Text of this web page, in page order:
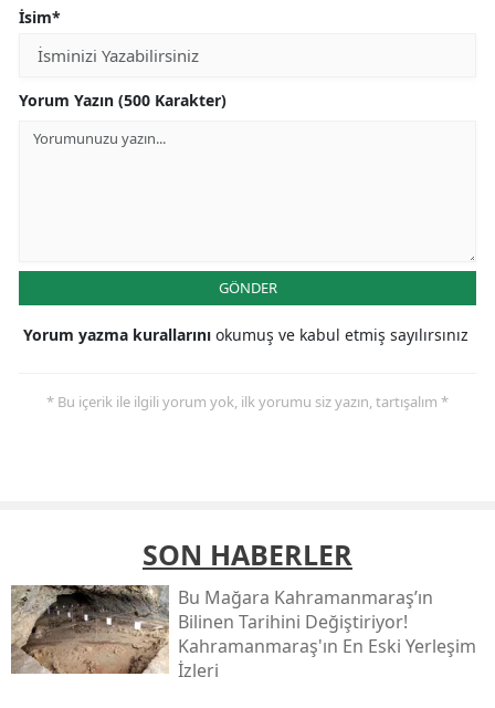
İsim*
Yorum Yazın (500 Karakter)
GÖNDER
Yorum yazma kurallarını okumuş ve kabul etmiş sayılırsınız
* Bu içerik ile ilgili yorum yok, ilk yorumu siz yazın, tartışalım *
SON HABERLER
Bu Mağara Kahramanmaraş’ın
Bilinen Tarihini Değiştiriyor!
Kahramanmaraş'ın En Eski Yerleşim
İzleri